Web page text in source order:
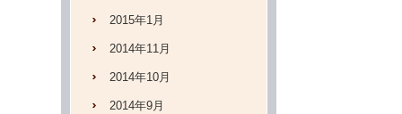
2015年1月
2014年11月
2014年10月
2014年9月